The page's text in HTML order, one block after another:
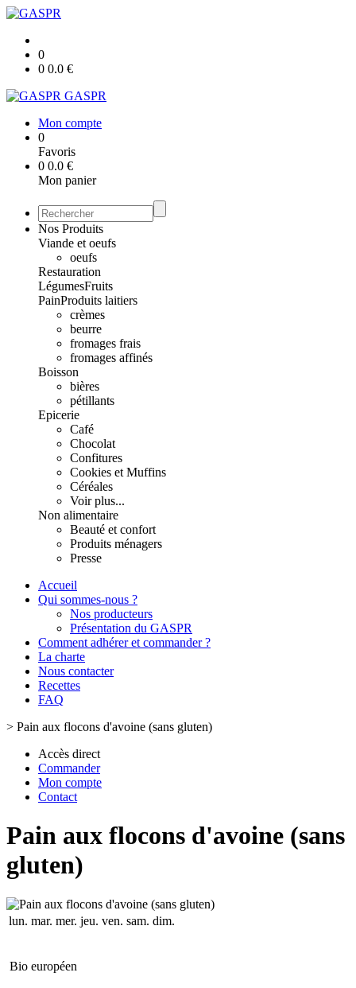
0
0 0.0 €
GASPR
Mon compte
0
Favoris
0 0.0 €
Mon panier
Nos Produits
Viande et oeufs
oeufs
Restauration
LégumesFruits
PainProduits laitiers
crèmes
beurre
fromages frais
fromages affinés
Boisson
bières
pétillants
Epicerie
Café
Chocolat
Confitures
Cookies et Muffins
Céréales
Voir plus...
Non alimentaire
Beauté et confort
Produits ménagers
Presse
Accueil
Qui sommes-nous ?
Nos producteurs
Présentation du GASPR
Comment adhérer et commander ?
La charte
Nous contacter
Recettes
FAQ
> Pain aux flocons d'avoine (sans gluten)
Accès direct
Commander
Mon compte
Contact
Pain aux flocons d'avoine (sans
gluten)
lun. mar. mer. jeu. ven. sam. dim.
Bio européen